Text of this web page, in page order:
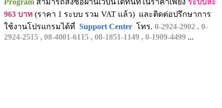
Program สามารถสั่งซื้อผ่านเว็บนี้ได้ทันทีในราคาเพียง ระบบละ
963 บาท (ราคา 1 ระบบ รวม VAT แล้ว) และติดต่อปรึกษาการ
ใช้งานโปรแกรมได้ที่ Support Center โทร. 0-2924-2902 , 0-
2924-2515 , 08-4001-6115 , 08-1851-1149 , 0-1909-4499 ...